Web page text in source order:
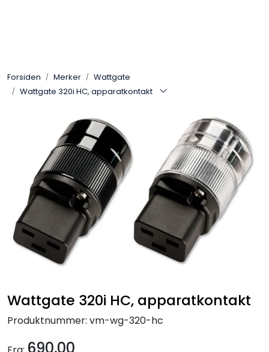
Forsiden Merker
Wattgate
Wattgate 320i HC, apparatkontakt
Wattgate 320i HC, apparatkontakt
Produktnummer: vm-wg-320-hc
SONOS
Stereo
Høyttalere
Kabler
Tilbehør
Merker